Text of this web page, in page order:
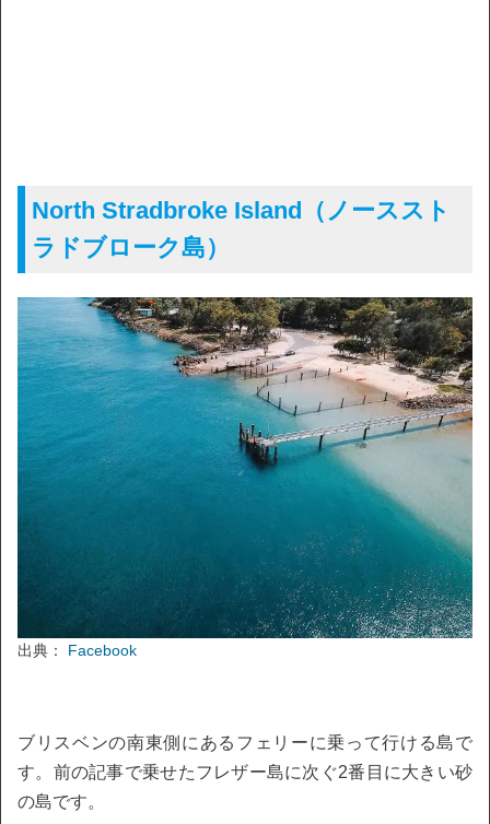
North Stradbroke Island（ノーススト
ラドブローク島）
出典： Facebook
ブリスベンの南東側にあるフェリーに乗って行ける島で
す。前の記事で乗せたフレザー島に次ぐ2番目に大きい砂
の島です。